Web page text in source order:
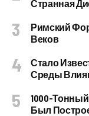
Странная
Римский
Веков
Стало
Среды
1000-
Был